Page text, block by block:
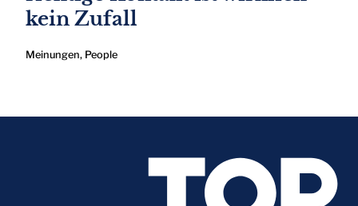
kein Zufall
Meinungen, People